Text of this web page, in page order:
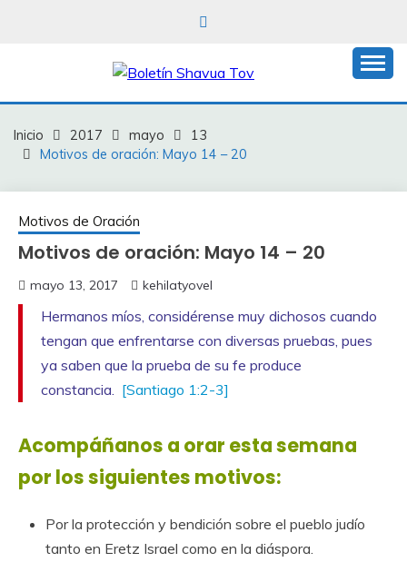
BOLETÍN SHAVUA
TOV
Inicio 2017 mayo
13
Motivos de oración: Mayo 14 – 20
Motivos de Oración
Motivos de oración: Mayo 14 – 20
mayo 13, 2017 kehilatyovel
Hermanos míos, considérense muy dichosos cuando
tengan que enfrentarse con diversas pruebas, pues
ya saben que la prueba de su fe produce
constancia. [Santiago 1:2-3]
Acompáñanos a orar esta semana
por los siguientes motivos:
Por la protección y bendición sobre el pueblo judío
tanto en Eretz Israel como en la diáspora.